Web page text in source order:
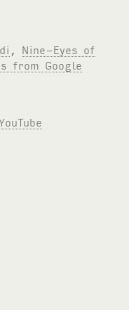
Nine-Eyes of
from Google